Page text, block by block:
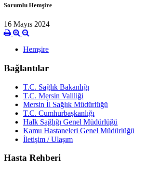
Sorumlu Hemşire
16 Mayıs 2024
Hemşire
Bağlantılar
T.C. Sağlık Bakanlığı
T.C. Mersin Valiliği
Mersin İl Sağlık Müdürlüğü
T.C. Cumhurbaşkanlığı
Halk Sağlığı Genel Müdürlüğü
Kamu Hastaneleri Genel Müdürlüğü
İletişim / Ulaşım
Hasta Rehberi